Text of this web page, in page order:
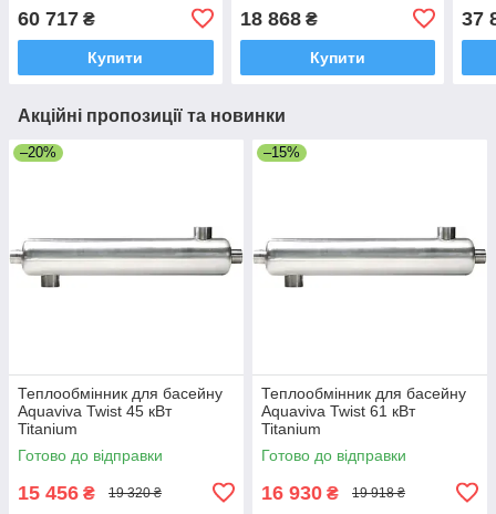
60 717 ₴
Купити
18 868₴
Купити
37
Акційні пропозиції та новинки
–20%
Теплообмінник для басейну
Aquaviva Twist 45 кВт
Titanium
Готово до відправки
15 456 ₴ 19 320 ₴
–15%
Теплообмінник для басейну
Aquaviva Twist 61 кВт
Titanium
Готово до відправки
16 930 ₴ 19 918 ₴